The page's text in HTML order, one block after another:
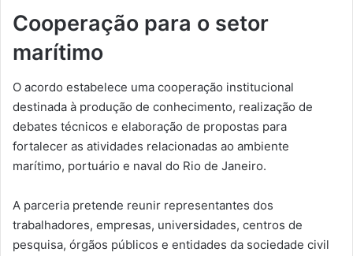
Cooperação para o setor
marítimo
O acordo estabelece uma cooperação institucional
destinada à produção de conhecimento, realização de
debates técnicos e elaboração de propostas para
fortalecer as atividades relacionadas ao ambiente
marítimo, portuário e naval do Rio de Janeiro.
A parceria pretende reunir representantes dos
trabalhadores, empresas, universidades, centros de
pesquisa, órgãos públicos e entidades da sociedade civil